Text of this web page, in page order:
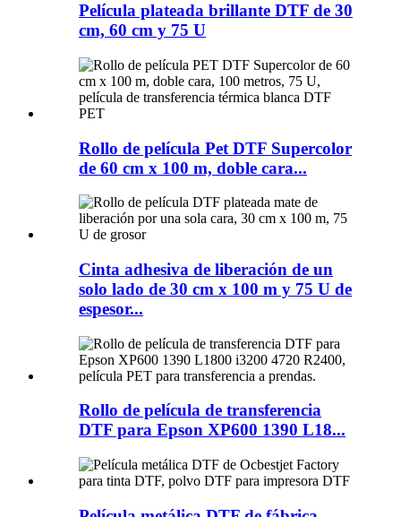
Película plateada brillante DTF de 30
cm, 60 cm y 75 U
Rollo de película Pet DTF Supercolor
de 60 cm x 100 m, doble cara...
Cinta adhesiva de liberación de un
solo lado de 30 cm x 100 m y 75 U de
espesor...
Rollo de película de transferencia
DTF para Epson XP600 1390 L18...